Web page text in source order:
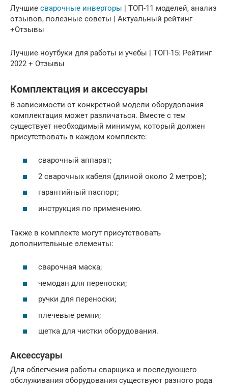
Лучшие сварочные инверторы | ТОП-11 моделей, анализ
отзывов, полезные советы | Актуальный рейтинг
+Отзывы
Лучшие ноутбуки для работы и учебы | ТОП-15: Рейтинг
2022 + Отзывы
Комплектация и аксессуары
В зависимости от конкретной модели оборудования
комплектация может различаться. Вместе с тем
существует необходимый минимум, который должен
присутствовать в каждом комплекте:
сварочный аппарат;
2 сварочных кабеля (длиной около 2 метров);
гарантийный паспорт;
инструкция по применению.
Также в комплекте могут присутствовать
дополнительные элементы:
сварочная маска;
чемодан для переноски;
ручки для переноски;
плечевые ремни;
щетка для чистки оборудования.
Аксессуары
Для облегчения работы сварщика и последующего
обслуживания оборудования существуют разного рода